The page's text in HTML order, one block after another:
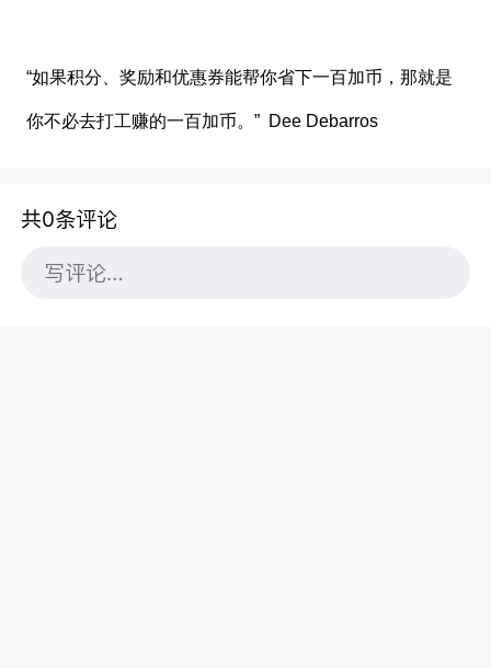
“如果积分、奖励和优惠券能帮你省下一百加币，那就是
你不必去打工赚的一百加币。” Dee Debarros
共0条评论